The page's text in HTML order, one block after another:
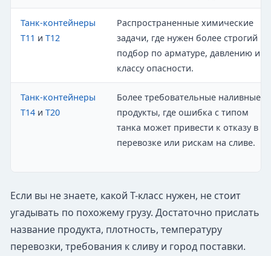
Танк-контейнеры
T11 и T12
Распространенные химические
задачи, где нужен более строгий
подбор по арматуре, давлению и
классу опасности.
Танк-контейнеры
T14и T20
Более требовательные наливные
продукты, где ошибка с типом
танка может привести к отказу в
перевозке или рискам на сливе.
Если вы не знаете, какой T-класс нужен, не стоит
угадывать по похожему грузу. Достаточно прислать
название продукта, плотность, температуру
перевозки, требования к сливу и город поставки.